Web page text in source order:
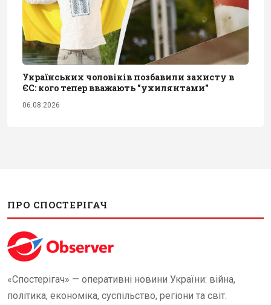
Українських чоловіків позбавили захисту в
ЄС: кого тепер вважають "ухилянтами"
06.08.2026
ПРО СПОСТЕРІГАЧ
«Спостерігач» — оперативні новини України: війна,
політика, економіка, суспільство, регіони та світ.